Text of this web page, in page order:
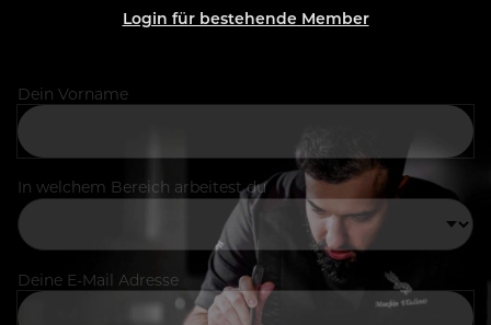
Login für bestehende Member
Dein Vorname
In welchem Bereich arbeitest du
Deine E-Mail Adresse